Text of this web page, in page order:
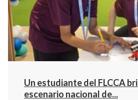
Un estudiante del FLCCA
escenario nacional de...